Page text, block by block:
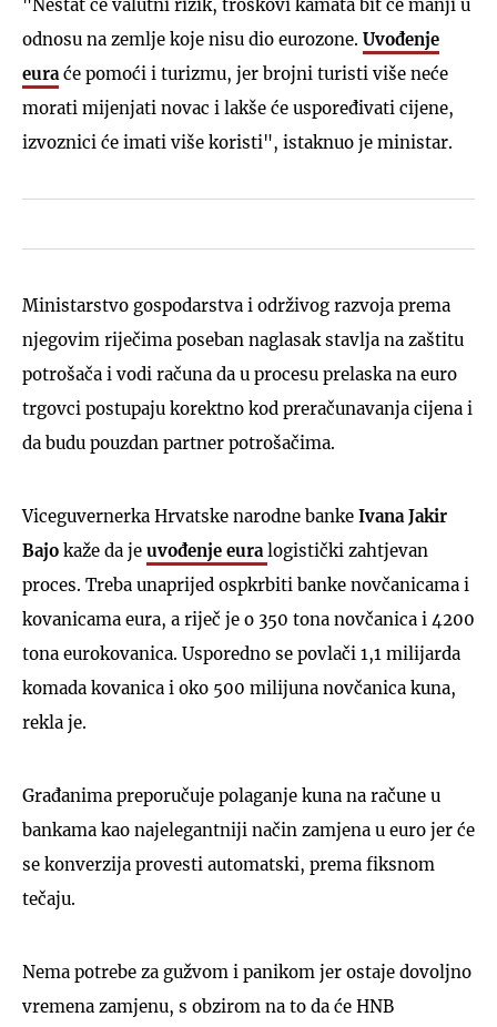
"Nestat će valutni rizik, troškovi kamata bit će manji u
odnosu na zemlje koje nisu dio eurozone. Uvođenje
euraće pomoći i turizmu, jer brojni turisti više neće
morati mijenjati novac i lakše će uspoređivati cijene,
izvoznici će imati više koristi", istaknuo je ministar.
Ministarstvo gospodarstva i održivog razvoja prema
njegovim riječima poseban naglasak stavlja na zaštitu
potrošača i vodi računa da u procesu prelaska na euro
trgovci postupaju korektno kod preračunavanja cijena i
da budu pouzdan partner potrošačima.
Viceguvernerka Hrvatske narodne banke Ivana Jakir
Bajo kaže da je uvođenje eura logistički zahtjevan
proces. Treba unaprijed ospkrbiti banke novčanicama i
kovanicama eura, a riječ je o 350 tona novčanica i 4200
tona eurokovanica. Usporedno se povlači 1,1 milijarda
komada kovanica i oko 500 milijuna novčanica kuna,
rekla je.
Građanima preporučuje polaganje kuna na račune u
bankama kao najelegantniji način zamjena u euro jer će
se konverzija provesti automatski, prema fiksnom
tečaju.
Nema potrebe za gužvom i panikom jer ostaje dovoljno
vremena zamjenu, s obzirom na to da će HNB